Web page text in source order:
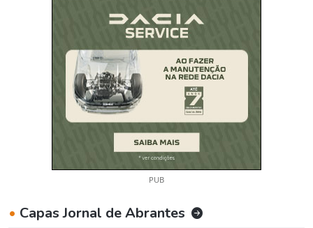
PUB
• Capas Jornal de Abrantes